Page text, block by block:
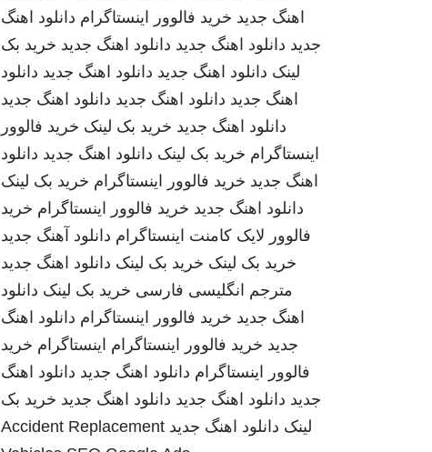
اهنگ جدید خرید فالوور اینستاگرام دانلود اهنگ
جدید دانلود اهنگ جدید دانلود اهنگ جدید خرید بک
لینک دانلود اهنگ جدید دانلود اهنگ جدید دانلود
اهنگ جدید دانلود اهنگ جدید دانلود اهنگ جدید
دانلود اهنگ جدید خرید بک لینک خرید فالوور
اینستاگرام خرید بک لینک دانلود اهنگ جدید دانلود
اهنگ جدید خرید فالوور اینستاگرام خرید بک لینک
دانلود اهنگ جدید خرید فالوور اینستاگرام خرید
فالوور لایک کامنت اینستاگرام دانلود آهنگ جدید
خرید بک لینک خرید بک لینک دانلود اهنگ جدید
مترجم انگلیسی فارسی خرید بک لینک دانلود
اهنگ جدید خرید فالوور اینستاگرام دانلود اهنگ
جدید خرید فالوور اینستاگرام اینستاگرام خرید
فالوور اینستاگرام دانلود اهنگ جدید دانلود اهنگ
جدید دانلود اهنگ جدید دانلود اهنگ جدید خرید بک
لینک دانلود اهنگ جدید Accident Replacement